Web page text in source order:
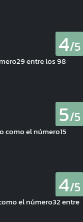
4/5
entre los 98
5/5
como el número15
4/5
el número32 entre